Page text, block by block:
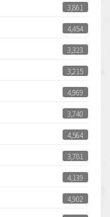
3,861
4,454
3,323
3,215
4,969
3,740
4,564
3,781
4,139
4,902